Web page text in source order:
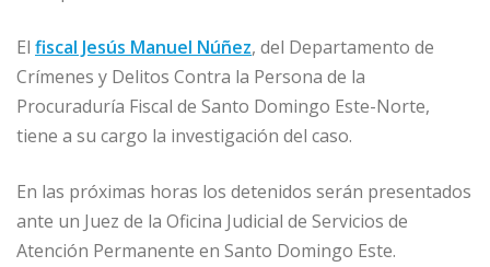
El fiscal Jesús Manuel Núñez, del Departamento de
Crímenes y Delitos Contra la Persona de la
Procuraduría Fiscal de Santo Domingo Este-Norte,
tiene a su cargo la investigación del caso.
En las próximas horas los detenidos serán presentados
ante un Juez de la Oficina Judicial de Servicios de
Atención Permanente en Santo Domingo Este.